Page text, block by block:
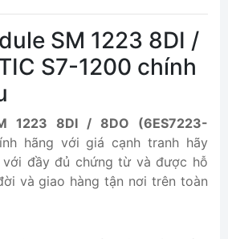
SM 1223 8DI /
S7-1200 chính
1223 8DI / 8DO (6ES7223-
hãng với giá cạnh tranh hãy
đầy đủ chứng từ và được hỗ
và giao hàng tận nơi trên toàn